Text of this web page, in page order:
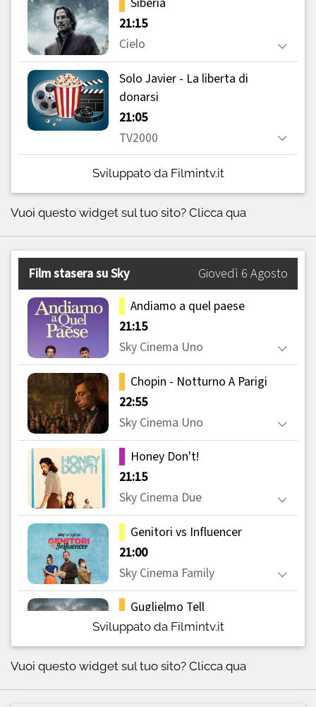
Sviluppato da Filmintv.it
Vuoi questo widget sul tuo sito? Clicca qua
Sviluppato da Filmintv.it
Vuoi questo widget sul tuo sito? Clicca qua